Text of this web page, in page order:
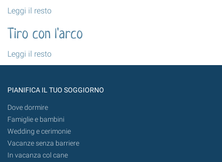
Tennis
Leggi il resto
Tiro con l'arco
Tiro
con
-
Leggi il resto
PIANIFICA IL TUO SOGGIORNO
Dove dormire
Famiglie e bambini
Wedding e cerimonie
Vacanze senza barriere
In vacanza col cane